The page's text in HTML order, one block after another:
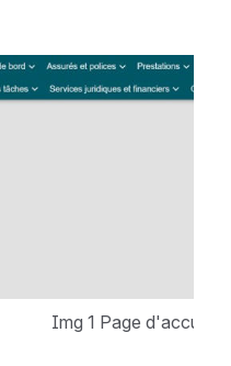
Img 1 Page d'accueil